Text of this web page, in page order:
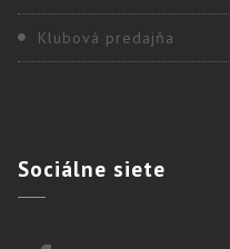
Klubová predajňa
Sociálne siete